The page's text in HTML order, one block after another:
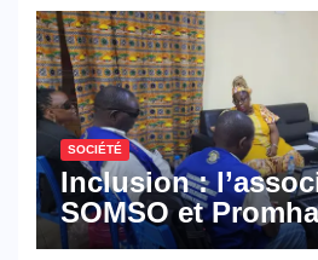
SOCIÉTÉ
Inclusion :
SOMSO et
militent en faveur